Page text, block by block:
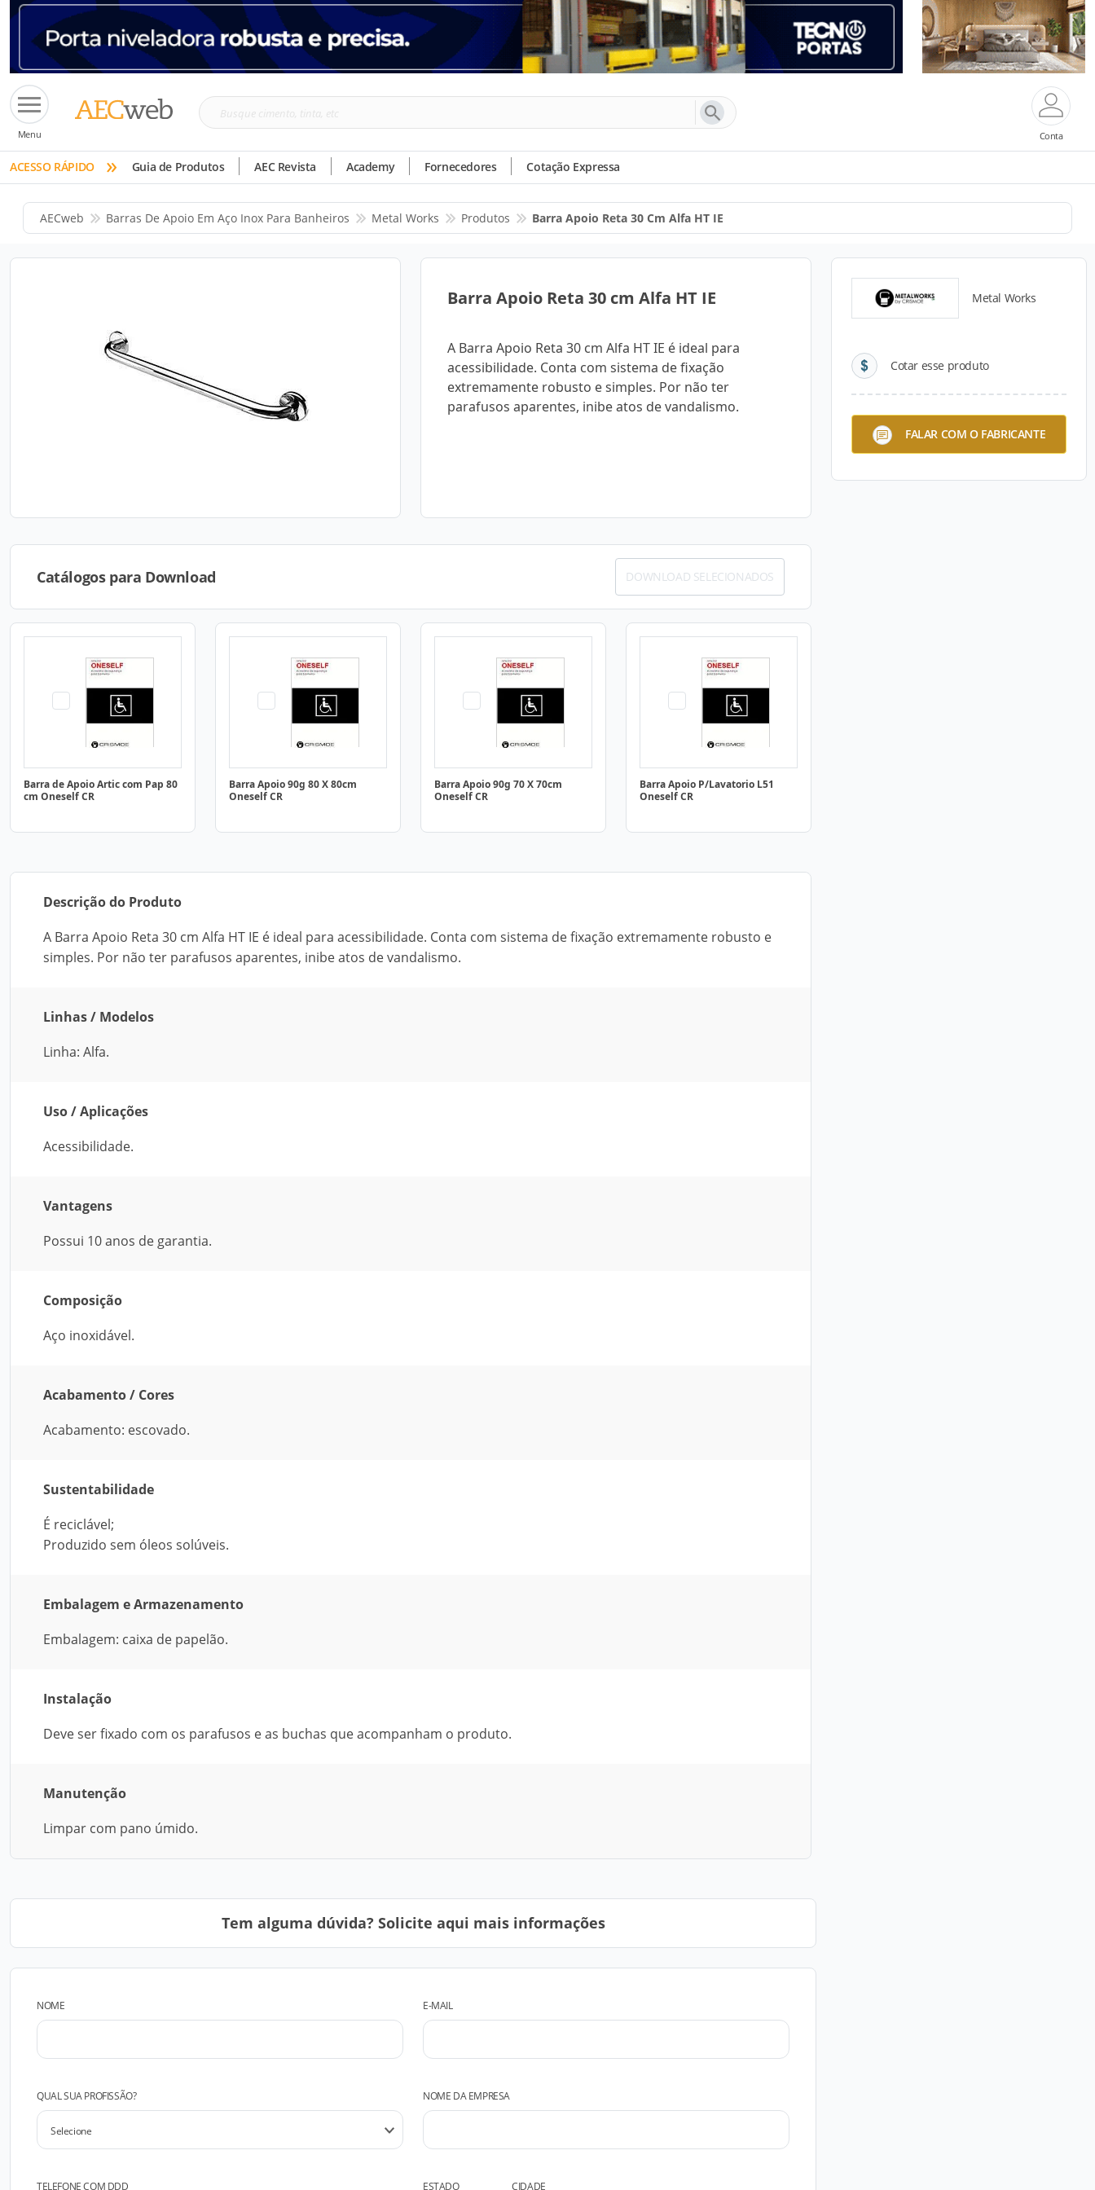
Menu
Busque
tinta,
etc
Conta
ACESSO RÁPIDO » Guia de Produtos AEC Revista Academy Fornecedores Cotação Expressa
AECweb Barras De Apoio Em Aço Inox Para Banheiros Metal Works Produtos Barra Apoio Reta 30 Cm Alfa HT IE
Barra Apoio Reta 30 cm Alfa HT IE
A Barra Apoio Reta 30 cm Alfa HT IE é ideal para
acessibilidade. Conta com sistema de fixação
extremamente robusto e simples. Por não ter
parafusos aparentes, inibe atos de vandalismo.
Metal Works
Cotar esse produto
FALAR COM O FABRICANTE
Catálogos para Download DOWNLOAD SELECIONADOS
Barra de Apoio Artic com Pap 80
cm Oneself CR
Barra Apoio 90g 80 X 80cm
Oneself CR
Barra Apoio 90g 70 X 70cm
Oneself CR
Barra Apoio P/Lavatorio L51
Oneself CR
Descrição do Produto
A Barra Apoio Reta 30 cm Alfa HT IE é ideal para acessibilidade. Conta com sistema de fixação extremamente robusto e
simples. Por não ter parafusos aparentes, inibe atos de vandalismo.
Linhas / Modelos
Linha: Alfa.
Uso / Aplicações
Acessibilidade.
Vantagens
Possui 10 anos de garantia.
Composição
Aço inoxidável.
Acabamento / Cores
Acabamento: escovado.
Sustentabilidade
É reciclável;
Produzido sem óleos solúveis.
Embalagem e Armazenamento
Embalagem: caixa de papelão.
Instalação
Deve ser fixado com os parafusos e as buchas que acompanham o produto.
Manutenção
Limpar com pano úmido.
Tem alguma dúvida? Solicite aqui mais informações
NOME E-MAIL
QUAL SUA PROFISSÃO? NOME DA EMPRESA
TELEFONE COM DDD ESTADO CIDADE